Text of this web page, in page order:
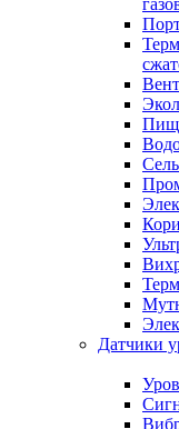
Датчики